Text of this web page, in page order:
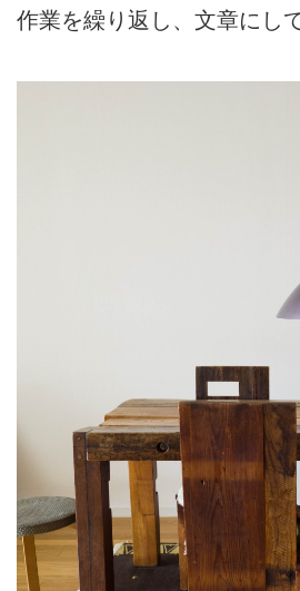
作業を繰り返し、文章にし